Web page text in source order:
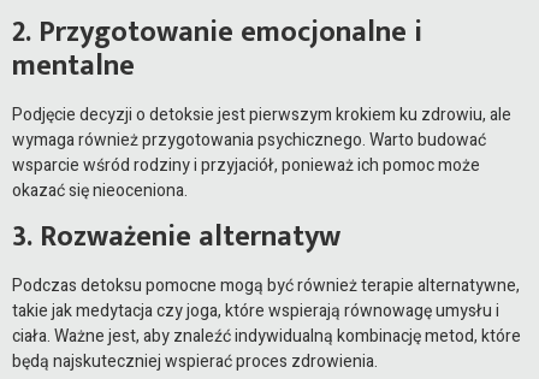
2. Przygotowanie emocjonalne i
mentalne
Podjęcie decyzji o detoksie jest pierwszym krokiem ku zdrowiu, ale
wymaga również przygotowania psychicznego. Warto budować
wsparcie wśród rodziny i przyjaciół, ponieważ ich pomoc może
okazać się nieoceniona.
3. Rozważenie alternatyw
Podczas detoksu pomocne mogą być również terapie alternatywne,
takie jak medytacja czy joga, które wspierają równowagę umysłu i
ciała. Ważne jest, aby znaleźć indywidualną kombinację metod, które
będą najskuteczniej wspierać proces zdrowienia.